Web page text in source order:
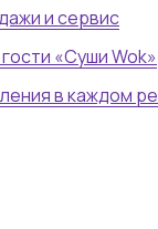
и сервис
«Суши Wok»
в каждом